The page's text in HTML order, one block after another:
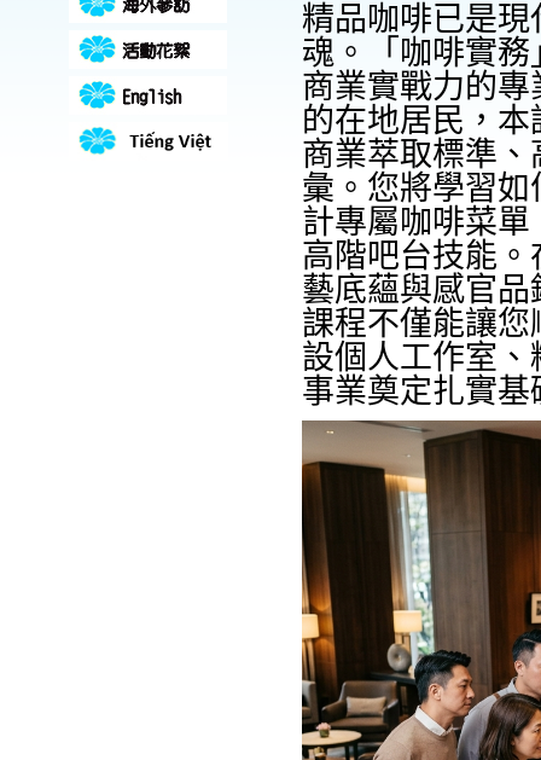
精品咖啡已是
魂。「咖啡實
商業實戰力的
的在地居民，
商業萃取標準
彙。您將學習
計專屬咖啡菜
高階吧台技能
藝底蘊與感官
課程不僅能讓
設個人工作室
事業奠定扎實